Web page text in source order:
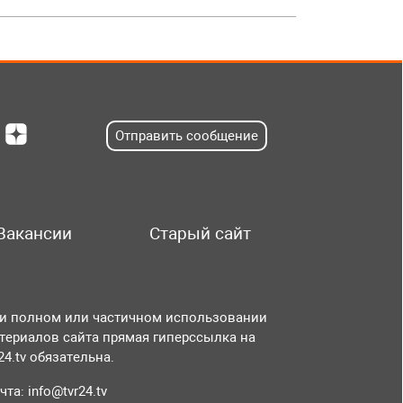
Отправить сообщение
Старый сайт
полном или частичном использовании
сайта прямая гиперссылка на
обязательна.
info@tvr24.tv